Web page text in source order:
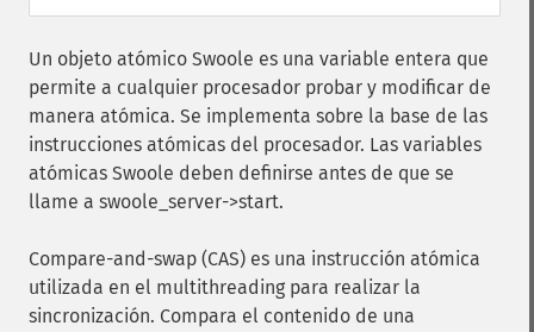
Un objeto atómico Swoole es una variable entera que
permite a cualquier procesador probar y modificar de
manera atómica. Se implementa sobre la base de las
instrucciones atómicas del procesador. Las variables
atómicas Swoole deben definirse antes de que se
llame a swoole_server->start.
Compare-and-swap (CAS) es una instrucción atómica
utilizada en el multithreading para realizar la
sincronización. Compara el contenido de una